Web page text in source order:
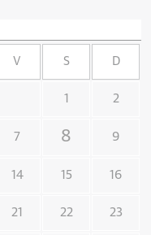
V S D
1 2
7 8 9
14 15 16
21 22 23